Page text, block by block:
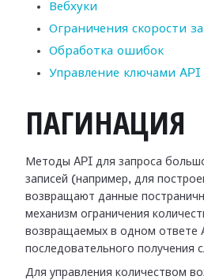
Вебхуки
Ограничения скорости
Обработка ошибок
Управление ключами API
ПАГИНАЦИЯ
Методы API для запроса
записей (например, для
возвращают данные
механизм ограничения
возвращаемых в одном ответе
последовательного получения
Для управления количеством